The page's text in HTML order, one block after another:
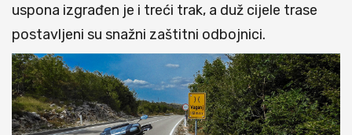
uspona izgrađen je i treći trak, a duž cijele trase
postavljeni su snažni zaštitni odbojnici.